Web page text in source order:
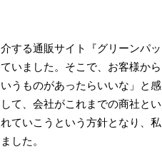
する通販サイト『グリーンパッ
いました。そこで、お客様から
うものがあったらいいな」と感
て、会社がこれまでの商社とい
ていこうという方針となり、私
した。